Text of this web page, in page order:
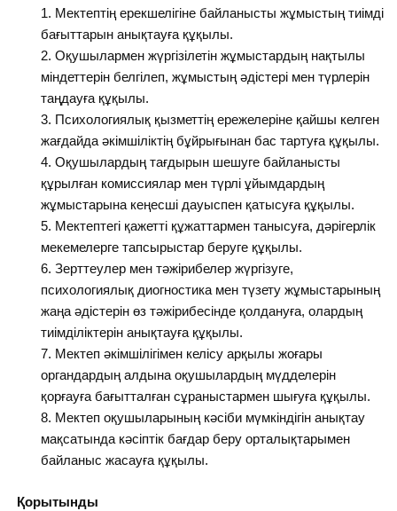
Мектептің ерекшелігіне байланысты жұмыстың тиімді
бағыттарын анықтауға құқылы.
Оқушылармен жүргізілетін жұмыстардың нақтылы
міндеттерін белгілеп, жұмыстың әдістері мен түрлерін
таңдауға құқылы.
Психологиялық қызметтің ережелеріне қайшы келген
жағдайда әкімшіліктің бұйрығынан бас тартуға құқылы.
Оқушылардың тағдырын шешуге байланысты
құрылған комиссиялар мен түрлі ұйымдардың
жұмыстарына кеңесші дауыспен қатысуға құқылы.
Мектептегі қажетті құжаттармен танысуға, дәрігерлік
мекемелерге тапсырыстар беруге құқылы.
Зерттеулер мен тәжірибелер жүргізуге,
психологиялық диогностика мен түзету жұмыстарының
жаңа әдістерін өз тәжірибесінде қолдануға, олардың
тиімділіктерін анықтауға құқылы.
Мектеп әкімшілігімен келісу арқылы жоғары
органдардың алдына оқушылардың мүдделерін
қорғауға бағытталған сұраныстармен шығуға құқылы.
Мектеп оқушыларының кәсіби мүмкіндігін анықтау
мақсатында кәсіптік бағдар беру орталықтарымен
байланыс жасауға құқылы.
Қорытынды